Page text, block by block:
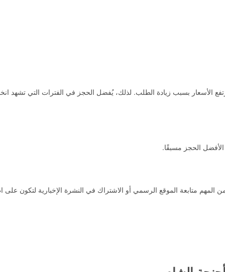
الأسعار بسبب زيادة الطلب. لذلك، يُفضل الحجز في الفترات التي تشهد
الحجز مسبقًا.
متابعة الموقع الرسمي أو الاشتراك في النشرة الإخبارية لتكون على